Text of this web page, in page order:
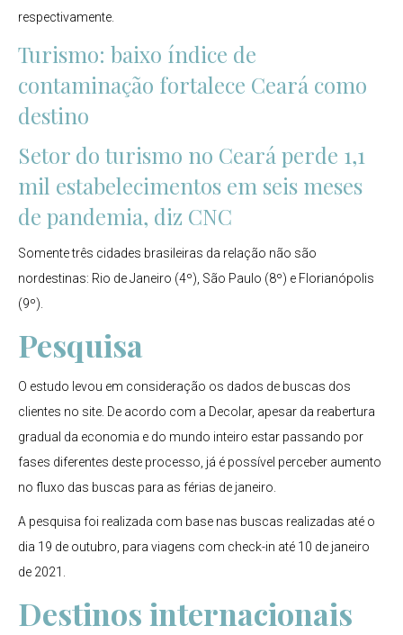
respectivamente.
Turismo: baixo índice de
contaminação fortalece Ceará como
destino
Setor do turismo no Ceará perde 1,1
mil estabelecimentos em seis meses
de pandemia, diz CNC
Somente três cidades brasileiras da relação não são
nordestinas: Rio de Janeiro (4º), São Paulo (8º) e Florianópolis
(9º).
Pesquisa
O estudo levou em consideração os dados de buscas dos
clientes no site. De acordo com a Decolar, apesar da reabertura
gradual da economia e do mundo inteiro estar passando por
fases diferentes deste processo, já é possível perceber aumento
no fluxo das buscas para as férias de janeiro.
A pesquisa foi realizada com base nas buscas realizadas até o
dia 19 de outubro, para viagens com check-in até 10 de janeiro
de 2021.
Destinos internacionais